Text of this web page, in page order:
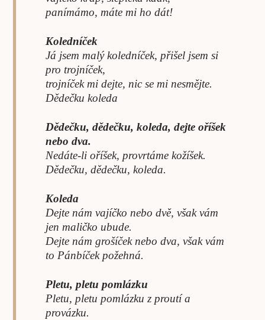
panímámo, máte mi ho dát!
Koledníček
Já jsem malý koledníček, přišel jsem si
pro trojníček,
trojníček mi dejte, nic se mi nesmějte.
Dědečku koleda
Dědečku, dědečku, koleda, dejte oříšek
nebo dva.
Nedáte-li oříšek, provrtáme kožíšek.
Dědečku, dědečku, koleda.
Koleda
Dejte nám vajíčko nebo dvě, však vám
jen maličko ubude.
Dejte nám grošíček nebo dva, však vám
to Pánbíček požehná.
Pletu, pletu pomlázku
Pletu, pletu pomlázku z proutí a
provázku.